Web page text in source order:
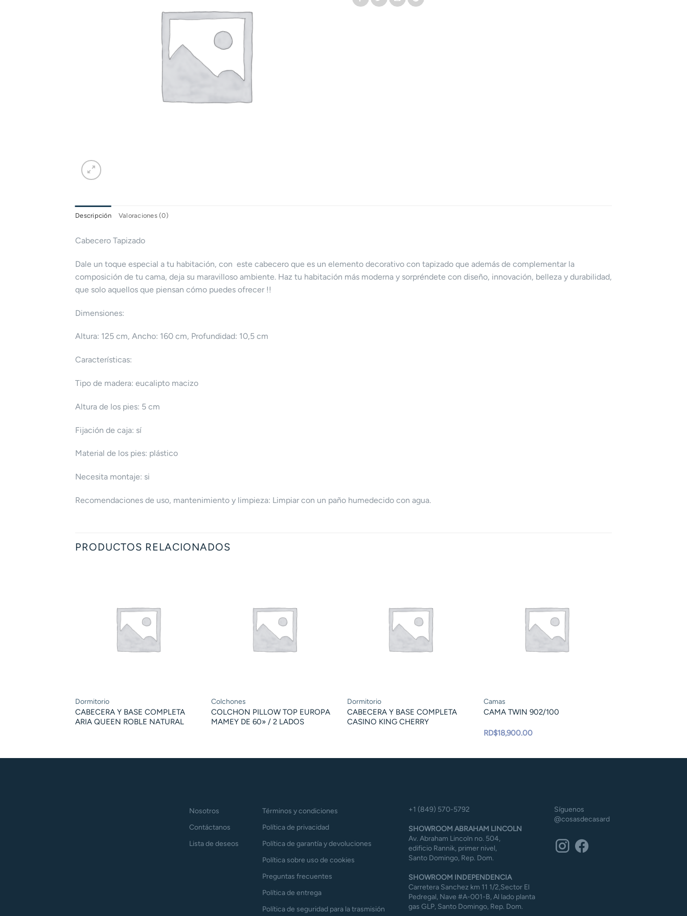
Descripción Valoraciones (0)
Cabecero Tapizado
Dale un toque especial a tu habitación, con este cabecero que es un elemento decorativo con tapizado que además de complementar la
composición de tu cama, deja su maravilloso ambiente. Haz tu habitación más moderna y sorpréndete con diseño, innovación, belleza y durabilidad,
que solo aquellos que piensan cómo puedes ofrecer !!
Dimensiones:
Altura: 125 cm, Ancho: 160 cm, Profundidad: 10,5 cm
Características:
Tipo de madera: eucalipto macizo
Altura de los pies: 5 cm
Fijación de caja: sí
Material de los pies: plástico
Necesita montaje: si
Recomendaciones de uso, mantenimiento y limpieza: Limpiar con un paño humedecido con agua.
PRODUCTOS RELACIONADOS
Dormitorio
CABECERA Y BASE COMPLETA
ARIA QUEEN ROBLE NATURAL
Colchones
COLCHON PILLOW TOP EUROPA
MAMEY DE 60» / 2 LADOS
Dormitorio
CABECERA Y BASE COMPLETA
CASINO KING CHERRY
Camas
CAMA TWIN 902/100
RD$18,900.00
Nosotros
Contáctanos
Lista de deseos
Términos y condiciones
Política de privacidad
Política de garantía y devoluciones
Política sobre uso de cookies
Preguntas frecuentes
Política de entrega
Política de seguridad para la trasmisión
+1 (849) 570-5792
SHOWROOM ABRAHAM LINCOLN
Av. Abraham Lincoln no. 504,
edificio Rannik, primer nivel,
Santo Domingo, Rep. Dom.
SHOWROOM INDEPENDENCIA
Carretera Sanchez km 11 1/2,Sector El
Pedregal, Nave #A-001-B, Al lado planta
gas GLP, Santo Domingo, Rep. Dom.
Síguenos
@cosasdecasard